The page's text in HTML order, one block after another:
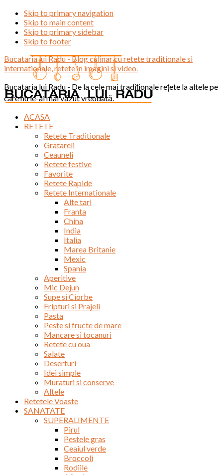
Skip to primary navigation
Skip to main content
Skip to primary sidebar
Skip to footer
Bucataria lui Radu - Blog culinar cu retete traditionale si
internationale, retete in imagini si video.
Bucataria lui Radu - De la cele mai tradiționale rețete la altele pe
care nu le-ai mai văzut vreodată.
ACASA
RETETE
Retete Traditionale
Gratareli
Ceauneli
Retete festive
Favorite
Retete Rapide
Retete Internationale
Alte tari
Franta
China
India
Italia
Marea Britanie
Mexic
Spania
Aperitive
Mic Dejun
Supe si Ciorbe
Fripturi si Prajeli
Pasta
Peste si fructe de mare
Mancare si tocanuri
Retete cu oua
Salate
Deserturi
Idei simple
Muraturi si conserve
Altele
Retetele Voaste
SANATATE
SUPERALIMENTE
Pirul
Pestele gras
Ceaiul verde
Broccoli
Rodiile